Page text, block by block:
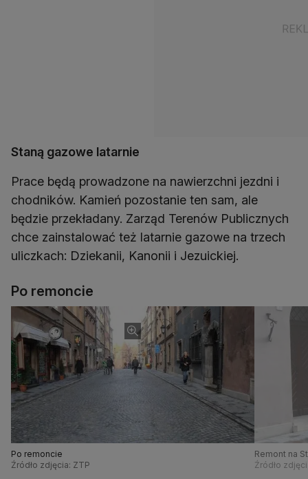
Staną gazowe latarnie
Prace będą prowadzone na nawierzchni jezdni i
chodników. Kamień pozostanie ten sam, ale
będzie przekładany. Zarząd Terenów Publicznych
chce zainstalować też latarnie gazowe na trzech
uliczkach: Dziekanii, Kanonii i Jezuickiej.
Po remoncie
Po remoncie
Źródło zdjęcia: ZTP
Remont na
Źródło